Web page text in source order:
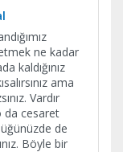
ne kadar
kaldığınız
ama
Vardır
da cesaret
de
Böyle bir